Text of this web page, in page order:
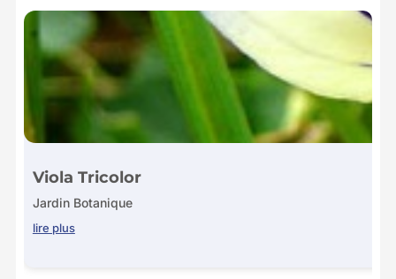
Viola Tricolor
Jardin Botanique
lire plus